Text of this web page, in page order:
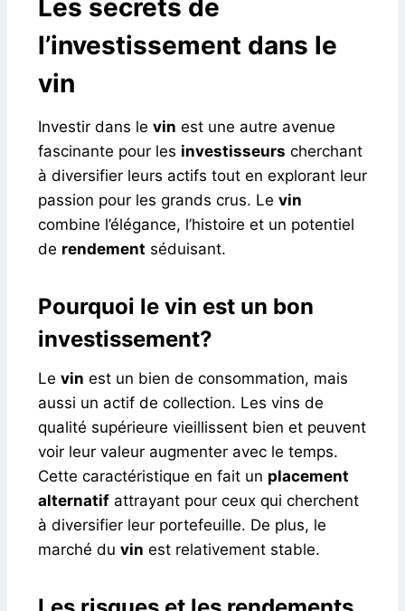
Les secrets de
l’investissement dans le
vin
Investir dans le vin est une autre avenue
fascinante pour les investisseurs cherchant
à diversifier leurs actifs tout en explorant leur
passion pour les grands crus. Le vin
combine l’élégance, l’histoire et un potentiel
de rendement séduisant.
Pourquoi le vin est un bon
investissement?
Le vin est un bien de consommation, mais
aussi un actif de collection. Les vins de
qualité supérieure vieillissent bien et peuvent
voir leur valeur augmenter avec le temps.
Cette caractéristique en fait un placement
alternatif attrayant pour ceux qui cherchent
à diversifier leur portefeuille. De plus, le
marché du vin est relativement stable.